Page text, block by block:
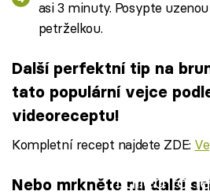
asi 3 minuty. Posypte
petrželkou.
Další perfektní tip na
tato populární vejce
videoreceptu!
Kompletní recept najdete ZDE:
Failed to
Nebo mrkněte na další